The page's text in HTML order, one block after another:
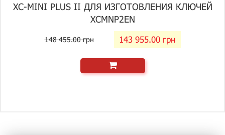
XC-MINI PLUS II ДЛЯ ИЗГОТОВЛЕНИЯ КЛЮЧЕЙ
XCMNP2EN
148 455.00 грн 143 955.00 грн